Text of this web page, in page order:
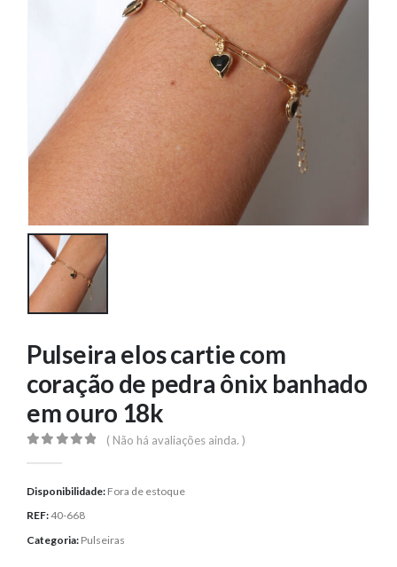
Pulseira elos cartie com
coração de pedra ônix banhado
em ouro 18k
( Não há avaliações ainda. )
Disponibilidade: Fora de estoque
REF:40-668
Categoria: Pulseiras